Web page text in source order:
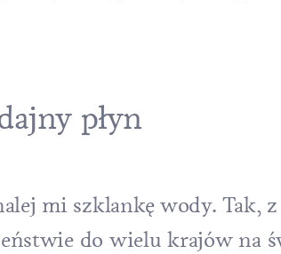
płyn
mi szklankę wody. Tak,
do wielu krajów na